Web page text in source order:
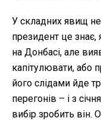
У складних явищ
президент це знає,
на Донбасі, але
капітулювати, або
його слідами йде
перегонів – і з
вибір зробить він.